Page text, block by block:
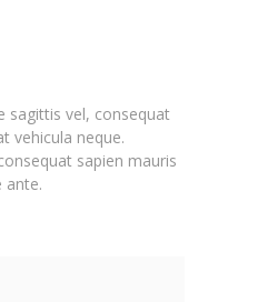
sagittis vel, consequat
vehicula neque.
sapien mauris
ante.